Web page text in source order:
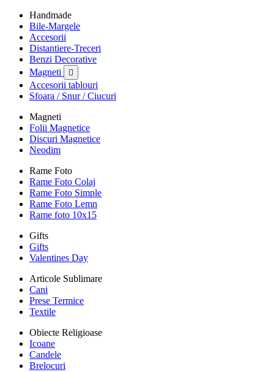
Handmade
Bile-Margele
Accesorii
Distantiere-Treceri
Benzi Decorative
Magneti

Accesorii tablouri
Sfoara / Snur / Ciucuri
Magneti
Folii Magnetice
Discuri Magnetice
Neodim
Rame Foto
Rame Foto Colaj
Rame Foto Simple
Rame Foto Lemn
Rame foto 10x15
Gifts
Gifts
Valentines Day
Articole Sublimare
Cani
Prese Termice
Textile
Obiecte Religioase
Icoane
Candele
Brelocuri